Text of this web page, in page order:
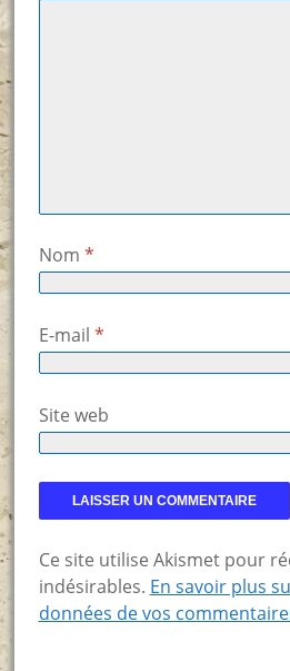
Nom *
E-mail *
Site web
Ce site utilise Akismet pour
indésirables. En savoir plus
données de vos